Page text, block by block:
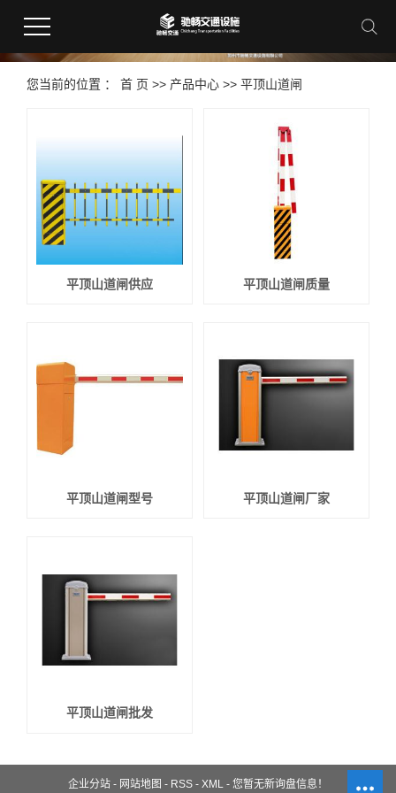
您当前的位置 ： 首 页 >> 产品中心 >> 平顶山道闸
平顶山道闸供应 平顶山道闸质量
平顶山道闸型号 平顶山道闸厂家
平顶山道闸批发
企业分站 - 网站地图 - RSS - XML - 您暂无新询盘信息！